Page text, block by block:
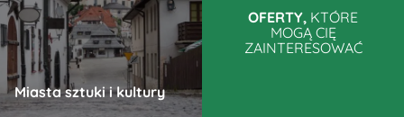
wiele
wariantów.
Opcje
można
wybrać
wiele
wariantów.
wybrać
Miasta sztuki i kultury
OFERTY, KTÓRE
MOGĄ CIĘ
ZAINTERESOWAĆ